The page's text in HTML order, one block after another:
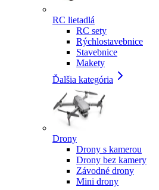
RC lietadlá
RC sety
Rýchlostavebnice
Stavebnice
Makety
Ďalšia kategória
Drony
Drony s kamerou
Drony bez kamery
Závodné drony
Mini drony